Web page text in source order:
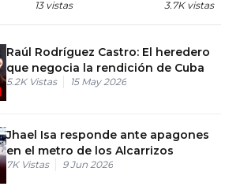
13 vistas
#like
3.7K vistas
Raúl Rodríguez Castro: El heredero
que negocia la rendición de Cuba
5.2K Vistas 15 May 2026
Jhael Isa responde ante apagones
en el metro de los Alcarrizos
7K Vistas 9 Jun 2026